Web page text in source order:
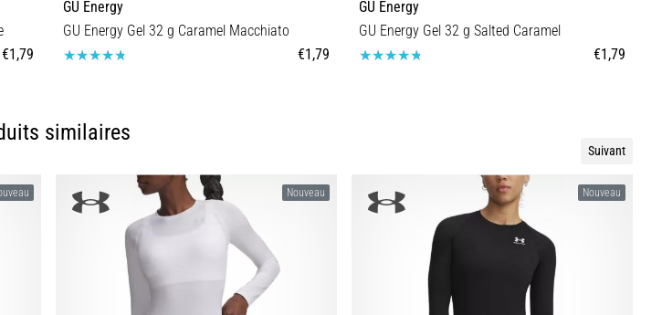
€1,79
GU Energy
GU Energy Gel 32 g Caramel Macchiato
€1,79
GU Energy
GU Energy Gel 32 g Salted Caramel
€1,79
similaires
Nouveau Nouveau
Suivant